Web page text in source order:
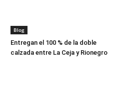
Blog
Entregan el 100 % de la doble
calzada entre La Ceja y Rionegro